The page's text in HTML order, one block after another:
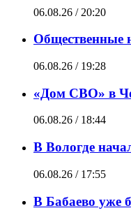
06.08.26 / 20:20
Общественные
06.08.26 / 19:28
«Дом СВО» в
06.08.26 / 18:44
В Вологде
06.08.26 / 17:55
В Бабаево уже